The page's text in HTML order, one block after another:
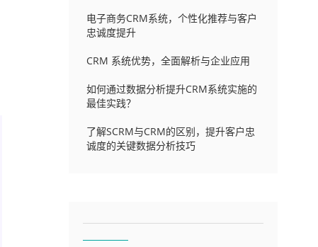
电子商务CRM系统，个性化推荐与客户
忠诚度提升
CRM 系统优势，全面解析与企业应用
如何通过数据分析提升CRM系统实施的
最佳实践？
了解SCRM与CRM的区别，提升客户忠
诚度的关键数据分析技巧